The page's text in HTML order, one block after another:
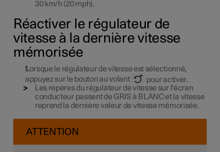
30 km/h (20 mph).
Réactiver le régulateur de
vitesse à la dernière vitesse
mémorisée
Lorsque le régulateur de vitesse est sélectionné,
appuyez sur le bouton au volant
pour activer.
Les repères du régulateur de vitesse sur l'écran
conducteur passent de GRIS à BLANC et la vitesse
reprend la dernière valeur de vitesse mémorisée.
ATTENTION